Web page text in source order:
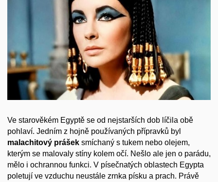
Ve starověkém Egyptě se od nejstarších dob líčila obě
pohlaví. Jedním z hojně používaných přípravků byl
malachitový prášek smíchaný s tukem nebo olejem,
kterým se malovaly stíny kolem očí. Nešlo ale jen o parádu,
mělo i ochrannou funkci. V písečnatých oblastech Egypta
poletují ve vzduchu neustále zrnka písku a prach. Právě